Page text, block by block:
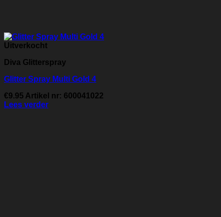
Uitverkocht
Diva Glitterspray
Glitter Spray Multi Gold 4
€9.95 Artikel nr: 600041022
Lees verder